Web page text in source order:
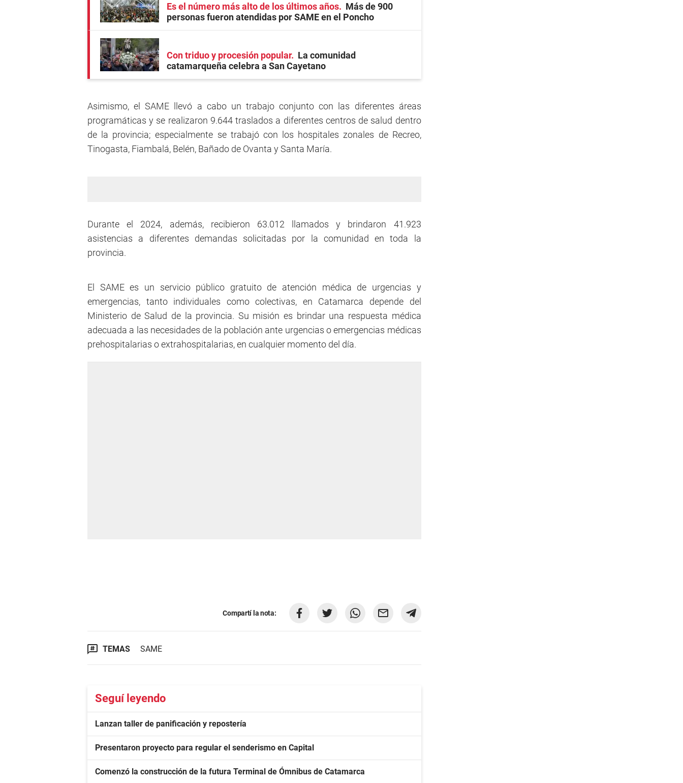
Es el número más alto de los últimos años
Más de 900
personas fueron atendidas por SAME en el Poncho
Con triduo y procesión popular
La comunidad
catamarqueña celebra a San Cayetano
Asimismo, el SAME llevó a cabo un trabajo conjunto con las diferentes áreas
programáticas y se realizaron 9.644 traslados a diferentes centros de salud dentro
de la provincia; especialmente se trabajó con los hospitales zonales de Recreo,
Tinogasta, Fiambalá, Belén, Bañado de Ovanta y Santa María.
Durante el 2024, además, recibieron 63.012 llamados y brindaron 41.923
asistencias a diferentes demandas solicitadas por la comunidad en toda la
provincia.
El SAME es un servicio público gratuito de atención médica de urgencias y
emergencias, tanto individuales como colectivas, en Catamarca depende del
Ministerio de Salud de la provincia. Su misión es brindar una respuesta médica
adecuada a las necesidades de la población ante urgencias o emergencias médicas
prehospitalarias o extrahospitalarias, en cualquier momento del día.
Compartí la nota:
TEMAS SAME
Seguí leyendo
Lanzan taller de panificación y repostería
Presentaron proyecto para regular el senderismo en Capital
Comenzó la construcción de la futura Terminal de Ómnibus de Catamarca